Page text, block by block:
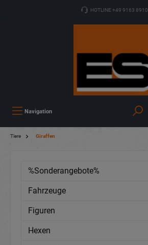
HOTLINE +49 9163 8910
Navigation
Tiere Giraffen
%Sonderangebote%
Fahrzeuge
Figuren
Hexen